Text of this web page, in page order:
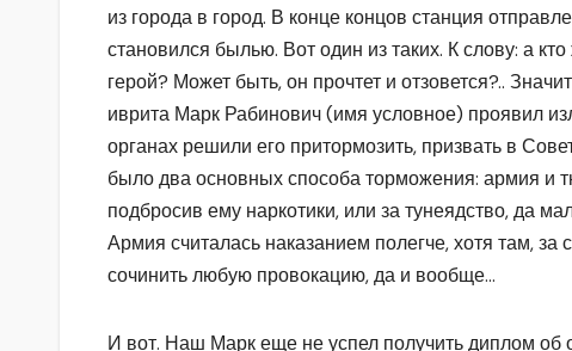
из города в город. В конце концов станция
становился былью. Вот один из таких. К слову: а
герой? Может быть, он прочтет и отзовется?..
иврита Марк Рабинович (имя условное) проявил
органах решили его притормозить, призвать в
было два основных способа торможения: армия и
подбросив ему наркотики, или за тунеядство, да
Армия считалась наказанием полегче, хотя там,
сочинить любую провокацию, да и вообще…
И вот. Наш Марк еще не успел получить диплом об